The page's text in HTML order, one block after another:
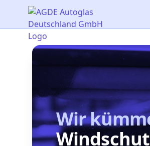
AGDE Autoglas Deutschland
Wir